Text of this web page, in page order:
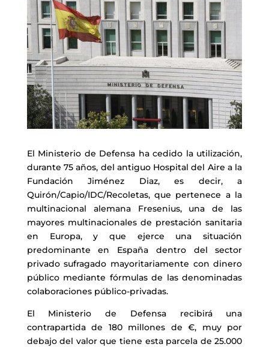
El Ministerio de Defensa ha cedido la utilización,
durante 75 años, del antiguo Hospital del Aire a la
Fundación Jiménez Diaz, es decir, a
Quirón/Capio/IDC/Recoletas, que pertenece a la
multinacional alemana Fresenius, una de las
mayores multinacionales de prestación sanitaria
en Europa, y que ejerce una situación
predominante en España dentro del sector
privado sufragado mayoritariamente con dinero
público mediante fórmulas de las denominadas
colaboraciones público-privadas.
El Ministerio de Defensa recibirá una
contrapartida de 180 millones de €, muy por
debajo del valor que tiene esta parcela de 25.000